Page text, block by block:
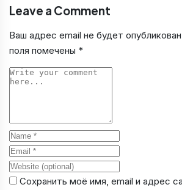
Leave a Comment
Ваш адрес email не будет
поля помечены *
Comment
Name
Email
Website
Сохранить моё имя, email и адрес